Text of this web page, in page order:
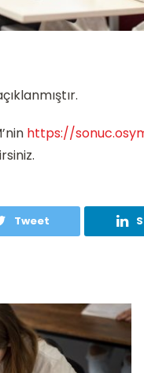
https://
Tweet